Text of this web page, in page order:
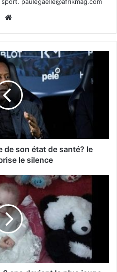
de son état de santé? le
le silence